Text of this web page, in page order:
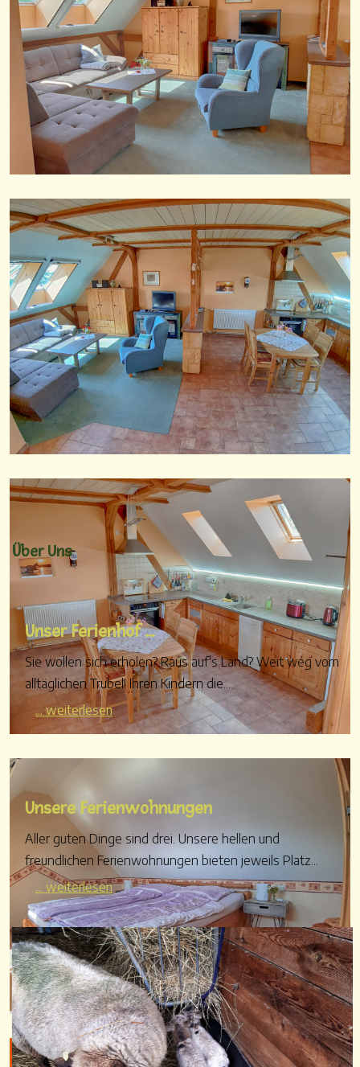
Über Uns
Unser Ferienhof ...
Sie wollen sich erholen? Raus auf's Land? Weit weg vom
alltäglichen Trubel! Ihren Kindern die...
... weiterlesen
Unsere Ferienwohnungen
Aller guten Dinge sind drei. Unsere hellen und
freundlichen Ferienwohnungen bieten jeweils Platz...
... weiterlesen